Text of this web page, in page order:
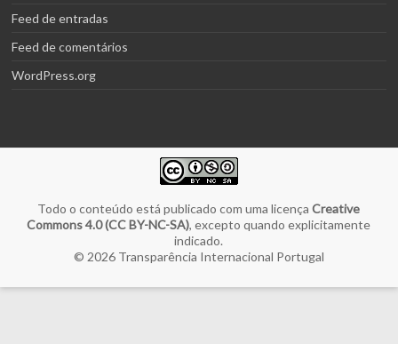
Feed de entradas
Feed de comentários
WordPress.org
Todo o conteúdo está publicado com uma licençaCreative
Commons 4.0 (CC BY-NC-SA), excepto quando explicitamente
indicado.
© 2026 Transparência Internacional Portugal